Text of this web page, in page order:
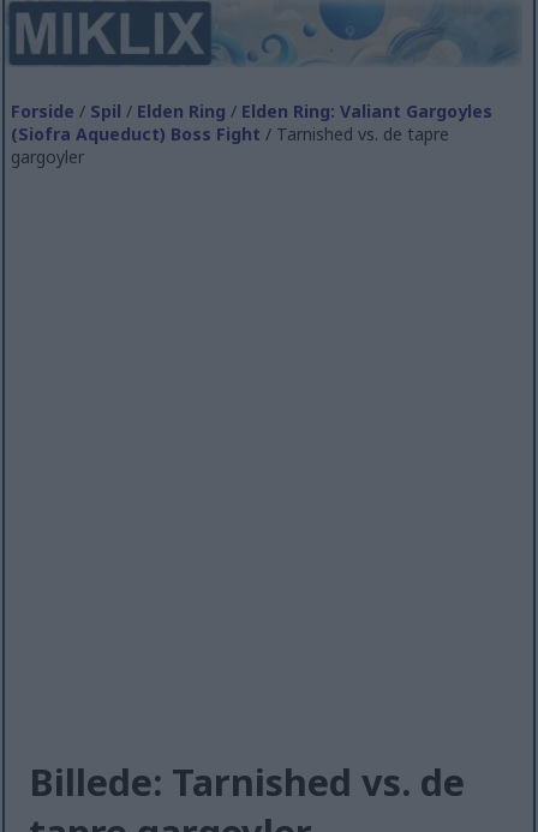
Forside / Spil / Elden Ring / Elden Ring: Valiant Gargoyles
(Siofra Aqueduct) Boss Fight / Tarnished vs. de tapre
gargoyler
Billede: Tarnished vs. de